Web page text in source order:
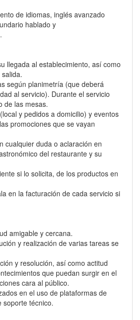
de idiomas, inglés avanzado
hablado y
llegada al establecimiento, así como
según planimetría (que deberá
al servicio). Durante el servicio
de las mesas.
y pedidos a domicilio) y eventos
promociones que se vayan
cualquier duda o aclaración en
del restaurante y su
si lo solicita, de los productos en
en la facturación de cada servicio si
amigable y cercana.
y realización de varias tareas se
y resolución, así como actitud
que puedan surgir en el
cara al público.
en el uso de plataformas de
soporte técnico.